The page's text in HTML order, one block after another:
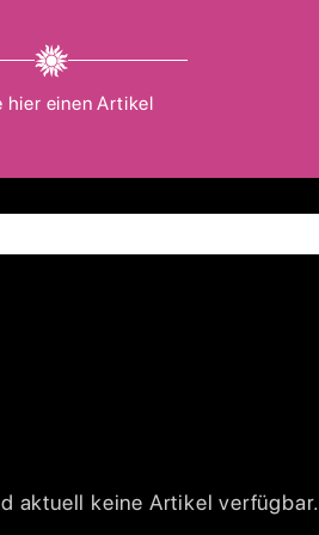
hier einen Artikel
aktuell keine Artikel verfügbar.